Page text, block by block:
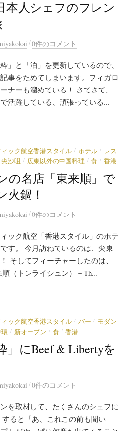
本人シェフのフレン
/0件のコメント
」と「泊」を更新しているので、
事をためてしまいます。フィガロ
ナーも溜めている！ さてさて。
活躍している、頑張っている...
ック航空香港スタイル / ホテル / レス
尖沙咀 / 広東以外の中国料理 / 食 / 香港
の名店「東来順」で
火鍋！
/0件のコメント
ック航空「香港スタイル」のホテ
す。 今月訪ねているのは、尖東
そしてフィーチャーしたのは、
（トンライシュン）－Th...
ック航空香港スタイル / バー / モダン
環 / 新オープン / 食 / 香港
」にBeef & Libertyを
/0件のコメント
を取材して、たくさんのシェフに
ると「あ、これこの前も聞い